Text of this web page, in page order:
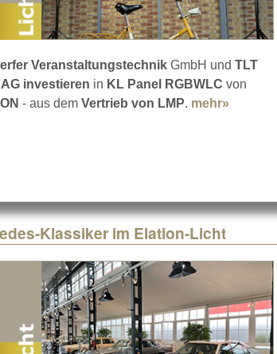
Hazer
Veranstaltungstechnik GmbH und TLT
AG investieren in KL Panel RGBWLC von
- aus dem Vertrieb von LMP. mehr»
Klassiker im Elation-Licht